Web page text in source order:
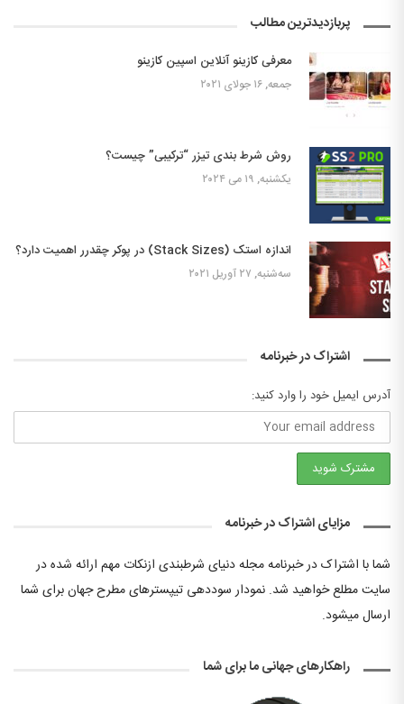
پربازدیدترین مطالب
معرفی کازینو آنلاین اسپین کازینو
جمعه, ۱۶ جولای ۲۰۲۱
روش شرط بندی تیزر “ترکیبی” چیست؟
یکشنبه, ۱۹ می ۲۰۲۴
اندازه استک (Stack Sizes) در پوکر چقدرر اهمیت دارد؟
سه‌شنبه, ۲۷ آوریل ۲۰۲۱
اشتراک در خبرنامه
آدرس ایمیل خود را وارد کنید:
مزایای اشتراک در خبرنامه
شما با اشتراک در خبرنامه مجله دنیای شرطبندی ازنکات مهم ارائه شده در
سایت مطلع خواهید شد. نمودار سوددهی تیپسترهای مطرح جهان برای شما
ارسال میشود.
راهکارهای جهانی ما برای شما